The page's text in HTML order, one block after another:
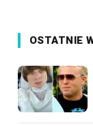
OSTATNIE